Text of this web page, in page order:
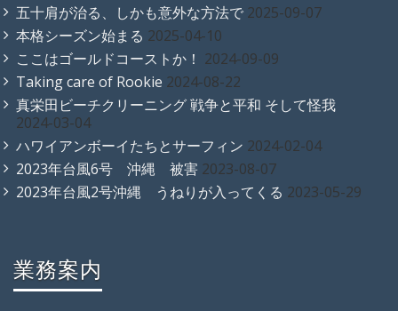
五十肩が治る、しかも意外な方法で 2025-09-07
本格シーズン始まる 2025-04-10
ここはゴールドコーストか！ 2024-09-09
Taking care of Rookie 2024-08-22
真栄田ビーチクリーニング 戦争と平和 そして怪我
2024-03-04
ハワイアンボーイたちとサーフィン 2024-02-04
2023年台風6号 沖縄 被害 2023-08-07
2023年台風2号沖縄 うねりが入ってくる 2023-05-29
業務案内